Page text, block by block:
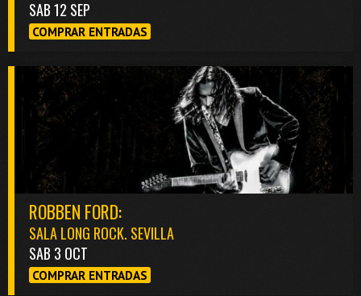
SAB 12 SEP
COMPRAR ENTRADAS
ROBBEN FORD:
SALA LONG ROCK. SEVILLA
SAB 3 OCT
COMPRAR ENTRADAS